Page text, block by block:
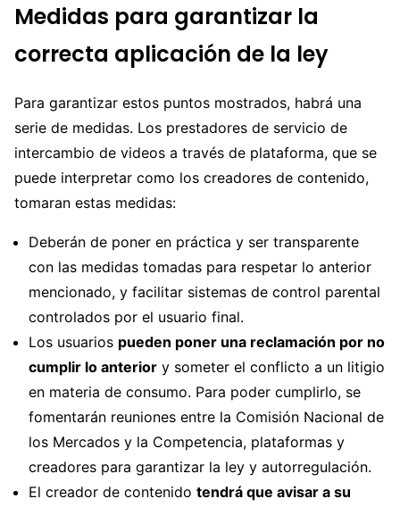
Medidas para garantizar la
correcta aplicación de la ley
Para garantizar estos puntos mostrados, habrá una
serie de medidas. Los prestadores de servicio de
intercambio de videos a través de plataforma, que se
puede interpretar como los creadores de contenido,
tomaran estas medidas:
Deberán de poner en práctica y ser transparente
con las medidas tomadas para respetar lo anterior
mencionado, y facilitar sistemas de control parental
controlados por el usuario final.
Los usuarios pueden poner una reclamación por no
cumplir lo anterior y someter el conflicto a un litigio
en materia de consumo. Para poder cumplirlo, se
fomentarán reuniones entre la Comisión Nacional de
los Mercados y la Competencia, plataformas y
creadores para garantizar la ley y autorregulación.
El creador de contenido tendrá que avisar a su